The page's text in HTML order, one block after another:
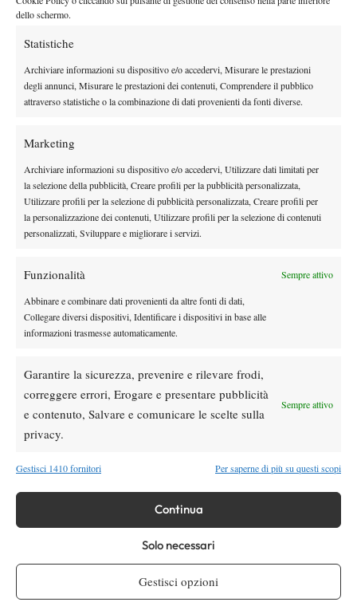
dello schermo.
Statistiche
Archiviare informazioni su dispositivo e/o accedervi, Misurare le prestazioni
degli annunci, Misurare le prestazioni dei contenuti, Comprendere il pubblico
attraverso statistiche o la combinazione di dati provenienti da fonti diverse.
Marketing
Archiviare informazioni su dispositivo e/o accedervi, Utilizzare dati limitati per
la selezione della pubblicità, Creare profili per la pubblicità personalizzata,
Utilizzare profili per la selezione di pubblicità personalizzata, Creare profili per
la personalizzazione dei contenuti, Utilizzare profili per la selezione di contenuti
personalizzati, Sviluppare e migliorare i servizi.
Funzionalità Sempre attivo
Abbinare e combinare dati provenienti da altre fonti di dati,
Collegare diversi dispositivi, Identificare i dispositivi in base alle
informazioni trasmesse automaticamente.
Garantire la sicurezza, prevenire e rilevare frodi,
correggere errori, Erogare e presentare pubblicità
e contenuto, Salvare e comunicare le scelte sulla
privacy.
Sempre attivo
Gestisci 1410 fornitori Per saperne di più su questi scopi
Continua
Solo necessari
Gestisci opzioni
perché mi piace sempre giocare in Italia. Sappiamo benissimo
che le partite sulla terra sono molto complicate. Non ho giocato
giocato contro e non sapevo cosa aspettarmi nel terzo set. Le
condizioni erano un po’ strane con tanto vento, ma sono
Sulla sfida con Navone, il campione dell’edizione 2024, Matteo
terra, è in forma e ha vinto il 250 di Bucarest ma io ho tanta
voglia di fare bene”.
DI TENDENZA
Atp News
dei crampi, supera Paul e vola agli ottavi
(VIDEO)
News
avvicinarmi alla Top 100”
Wilson celebra Federer: ecco la RF 01 Pro
Hall of Fame 2026